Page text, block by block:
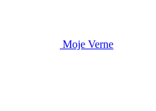
Moje Verne